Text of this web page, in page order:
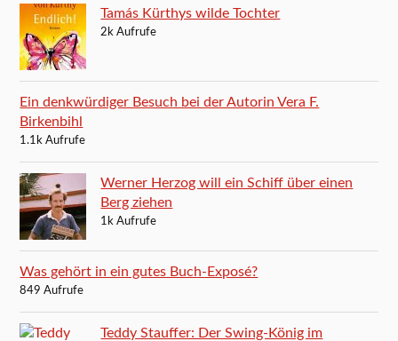
Tamás Kürthys wilde Tochter
2k Aufrufe
Ein denkwürdiger Besuch bei der Autorin Vera F.
Birkenbihl
1.1k Aufrufe
Werner Herzog will ein Schiff über einen
Berg ziehen
1k Aufrufe
Was gehört in ein gutes Buch-Exposé?
849 Aufrufe
Teddy Stauffer: Der Swing-König im